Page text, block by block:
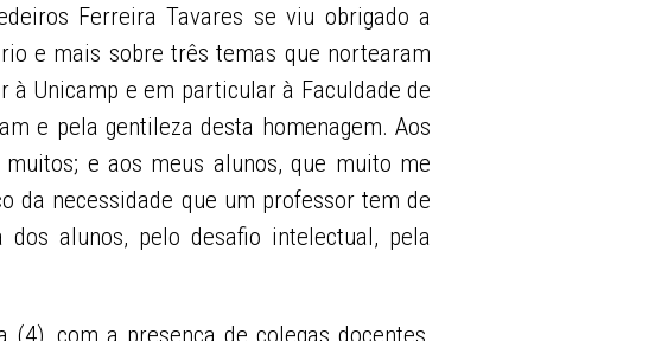
Ferreira Tavares se viu obrigado a
e mais sobre três temas que nortearam
à Unicamp e em particular à Faculdade de
e pela gentileza desta homenagem. Aos
e aos meus alunos, que muito me
da necessidade que um professor tem de
alunos, pelo desafio intelectual, pela